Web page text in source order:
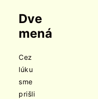
Dve
mená
Cez
lúku
sme
prišli